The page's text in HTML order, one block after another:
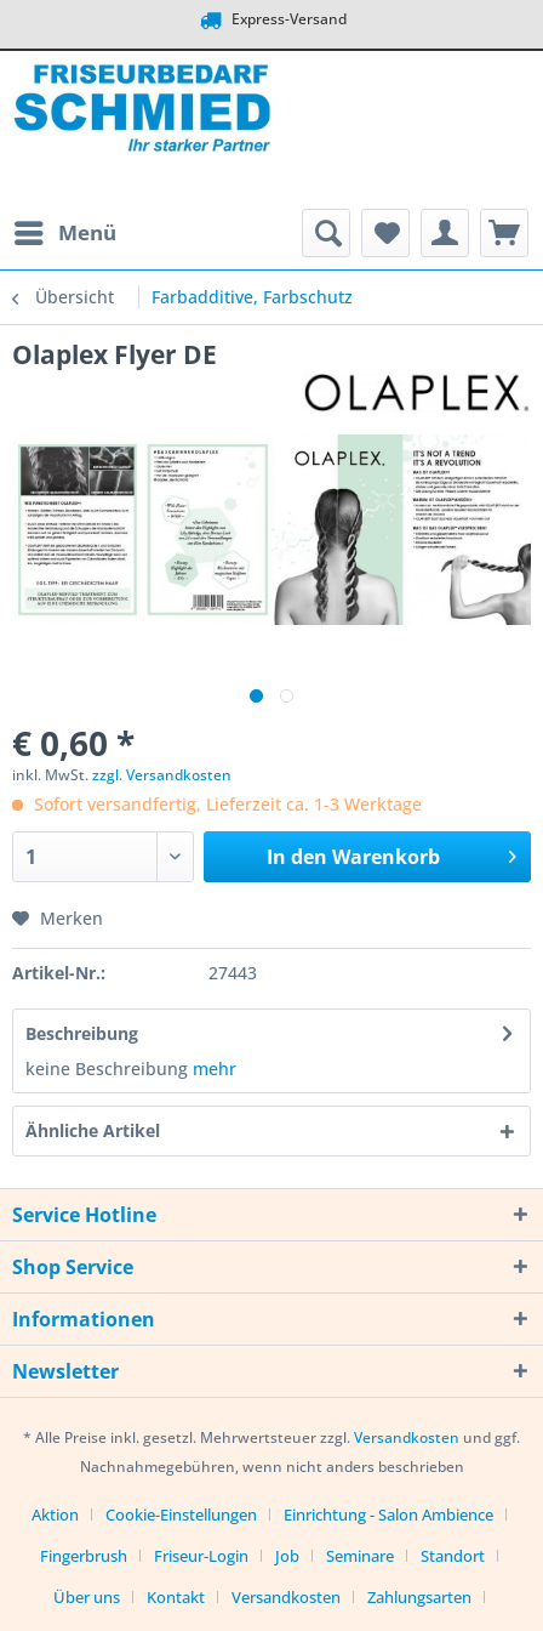
Express-Versand
Menü
Übersicht Farbadditive, Farbschutz
Olaplex Flyer DE
€ 0,60 *
inkl. MwSt.zzgl. Versandkosten
Sofort versandfertig, Lieferzeit ca. 1-3 Werktage
In den Warenkorb
Merken
Artikel-Nr.: 27443
Beschreibung
keine Beschreibung mehr
Ähnliche Artikel
Service Hotline
Shop Service
Informationen
Newsletter
* Alle Preise inkl. gesetzl. Mehrwertsteuer zzgl.Versandkosten und ggf.
Nachnahmegebühren, wenn nicht anders beschrieben
Aktion Cookie-Einstellungen
Einrichtung - Salon Ambience
Fingerbrush
Friseur-Login Job Seminare
Standort
Über uns
Kontakt Versandkosten
Zahlungsarten